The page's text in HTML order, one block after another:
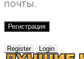
почты.
Регистрация
Register Login